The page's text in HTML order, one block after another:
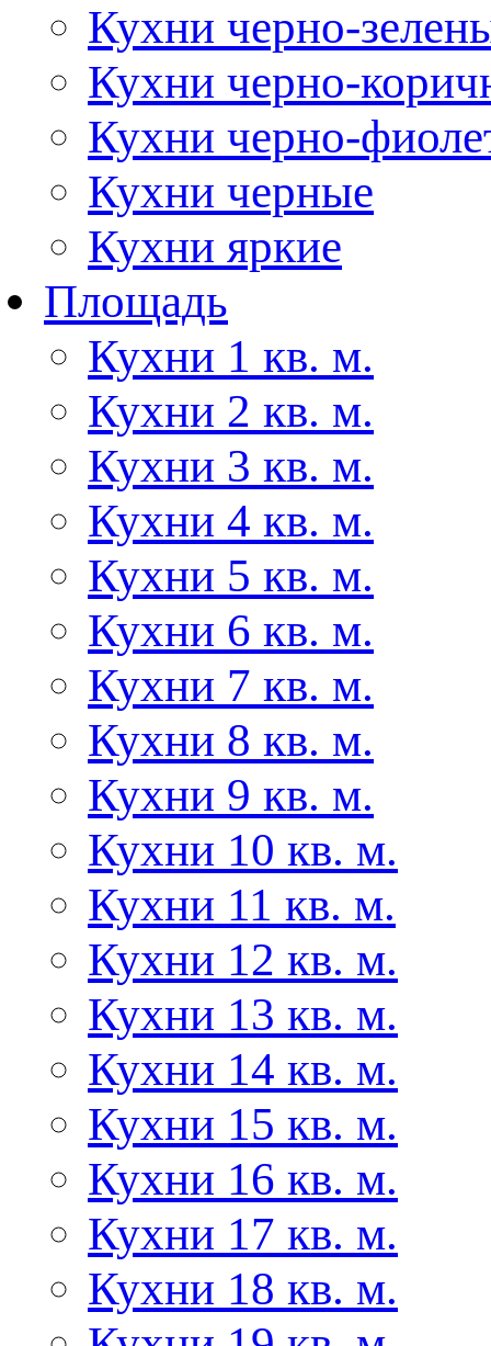
Кухни черно-
Кухни черно-
Кухни черно-
Кухни черные
Кухни яркие
Площадь
Кухни 1 кв. м.
Кухни 2 кв. м.
Кухни 3 кв. м.
Кухни 4 кв. м.
Кухни 5 кв. м.
Кухни 6 кв. м.
Кухни 7 кв. м.
Кухни 8 кв. м.
Кухни 9 кв. м.
Кухни 10 кв. м.
Кухни 11 кв. м.
Кухни 12 кв. м.
Кухни 13 кв. м.
Кухни 14 кв. м.
Кухни 15 кв. м.
Кухни 16 кв. м.
Кухни 17 кв. м.
Кухни 18 кв. м.